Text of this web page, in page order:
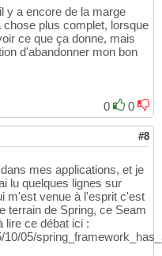
y a encore de la marge
plus complet, lorsque
ce que ça donne, mais
d'abandonner mon bon
0
0
#8
mes applications, et je
lu quelques lignes sur
m'est venue à l'esprit c'est
terrain de Spring, ce Seam
lire ce débat ici :
05/